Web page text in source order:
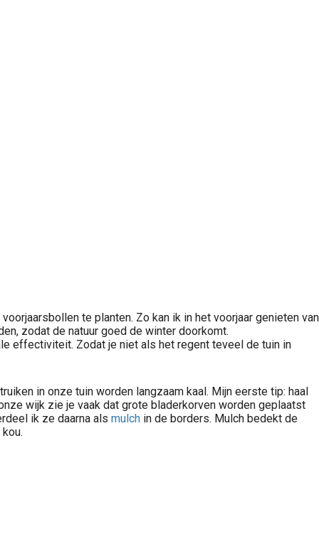
te planten. Zo kan ik in het voorjaar genieten van
zodat de natuur goed de winter doorkomt.
effectiviteit. Zodat je niet als het regent teveel de tuin in
in onze tuin worden langzaam kaal. Mijn eerste tip: haal
wijk zie je vaak dat grote bladerkorven worden geplaatst
ik ze daarna als mulch in de borders. Mulch bedekt de